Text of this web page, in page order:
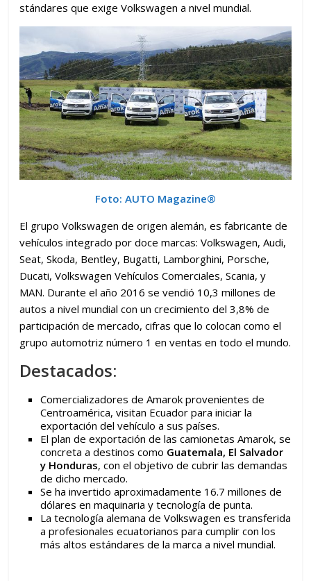
stándares que exige Volkswagen a nivel mundial.
Foto: AUTO Magazine®
El grupo Volkswagen de origen alemán, es fabricante de
vehículos integrado por doce marcas: Volkswagen, Audi,
Seat, Skoda, Bentley, Bugatti, Lamborghini, Porsche,
Ducati, Volkswagen Vehículos Comerciales, Scania, y
MAN. Durante el año 2016 se vendió 10,3 millones de
autos a nivel mundial con un crecimiento del 3,8% de
participación de mercado, cifras que lo colocan como el
grupo automotriz número 1 en ventas en todo el mundo.
Destacados:
Comercializadores de Amarok provenientes de
Centroamérica, visitan Ecuador para iniciar la
exportación del vehículo a sus países.
El plan de exportación de las camionetas Amarok, se
concreta a destinos como Guatemala, El Salvador
y Honduras, con el objetivo de cubrir las demandas
de dicho mercado.
Se ha invertido aproximadamente 16.7 millones de
dólares en maquinaria y tecnología de punta.
La tecnología alemana de Volkswagen es transferida
a profesionales ecuatorianos para cumplir con los
más altos estándares de la marca a nivel mundial.